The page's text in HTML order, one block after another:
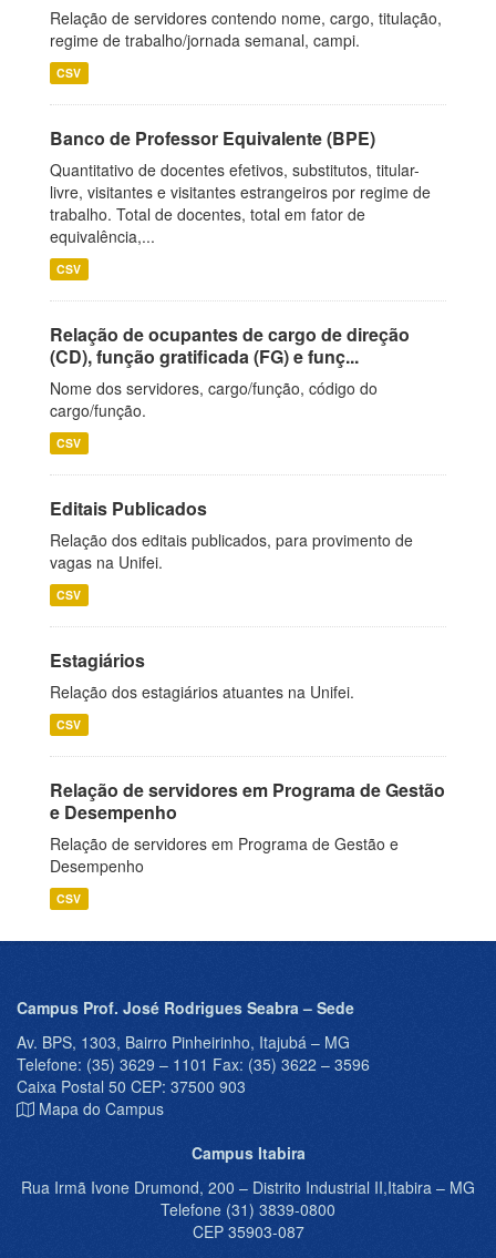
Relação de servidores contendo nome, cargo, titulação,
regime de trabalho/jornada semanal, campi.
CSV
Banco de Professor Equivalente (BPE)
Quantitativo de docentes efetivos, substitutos, titular-
livre, visitantes e visitantes estrangeiros por regime de
trabalho. Total de docentes, total em fator de
equivalência,...
CSV
Relação de ocupantes de cargo de direção
(CD), função gratificada (FG) e funç...
Nome dos servidores, cargo/função, código do
cargo/função.
CSV
Editais Publicados
Relação dos editais publicados, para provimento de
vagas na Unifei.
CSV
Estagiários
Relação dos estagiários atuantes na Unifei.
CSV
Relação de servidores em Programa de Gestão
e Desempenho
Relação de servidores em Programa de Gestão e
Desempenho
CSV
Campus Prof. José Rodrigues Seabra – Sede
Av. BPS, 1303, Bairro Pinheirinho, Itajubá – MG
Telefone: (35) 3629 – 1101 Fax: (35) 3622 – 3596
Caixa Postal 50 CEP: 37500 903
Mapa do Campus
Campus Itabira
Rua Irmã Ivone Drumond, 200 – Distrito Industrial II,Itabira – MG
Telefone (31) 3839-0800
CEP 35903-087